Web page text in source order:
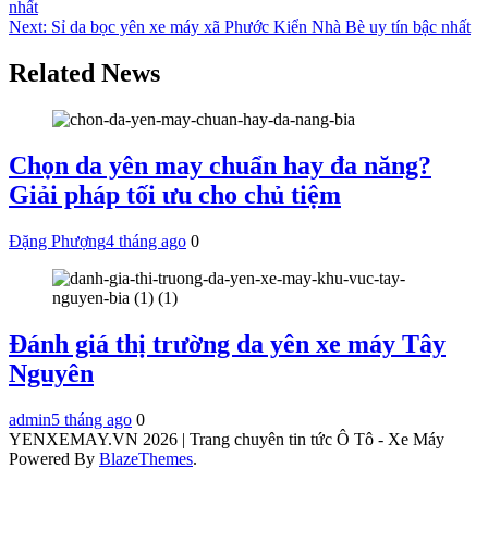
hướng
viết
nhất
Next: Sỉ da bọc yên xe máy xã Phước Kiển Nhà Bè uy tín bậc nhất
Related News
Chọn da yên may chuẩn hay đa năng?
Giải pháp tối ưu cho chủ tiệm
Đặng Phượng4 tháng ago 0
Đánh giá thị trường da yên xe máy Tây
Nguyên
admin5 tháng ago 0
YENXEMAY.VN 2026 | Trang chuyên tin tức Ô Tô - Xe Máy
Powered By BlazeThemes.